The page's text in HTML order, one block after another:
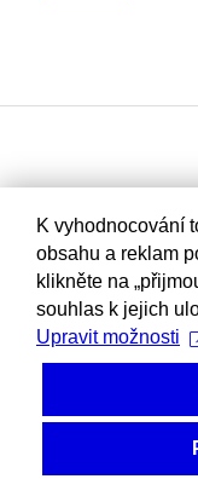
K vyhodnocování
obsahu a reklam
klikněte na
souhlas k jejich
Upravit možnosti